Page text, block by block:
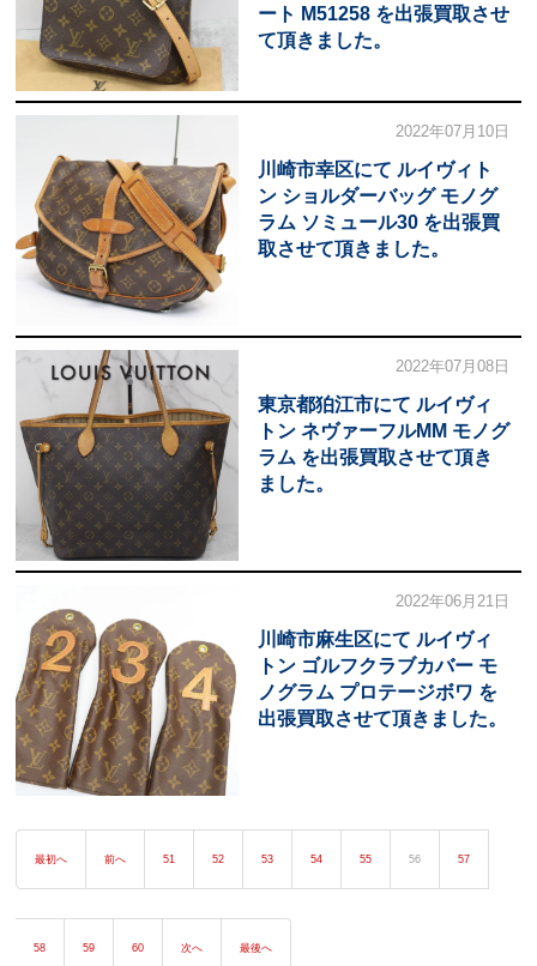
ート M51258 を出張買取させ
て頂きました。
2022年07月10日
川崎市幸区にて ルイヴィト
ン ショルダーバッグ モノグ
ラム ソミュール30 を出張買
取させて頂きました。
2022年07月08日
東京都狛江市にて ルイヴィ
トン ネヴァーフルMM モノグ
ラム を出張買取させて頂き
ました。
2022年06月21日
川崎市麻生区にて ルイヴィ
トン ゴルフクラブカバー モ
ノグラム プロテージボワ を
出張買取させて頂きました。
最初へ 前へ 51 52 53 54 55 56 57
58 59 60 次へ 最後へ